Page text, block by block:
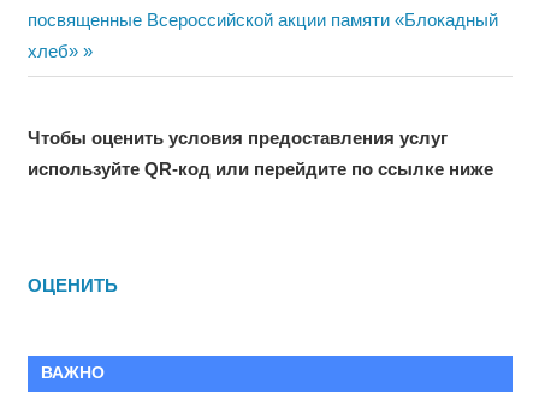
записям
Post:
посвященные Всероссийской акции памяти «Блокадный
хлеб»
Чтобы оценить условия предоставления услуг
используйте QR-код или перейдите по ссылке ниже
ОЦЕНИТЬ
ВАЖНО